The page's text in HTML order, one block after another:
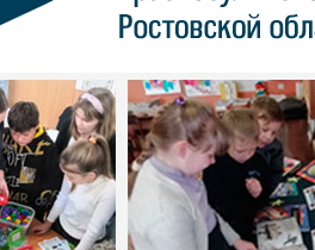
сельская библиотека
МЦБ